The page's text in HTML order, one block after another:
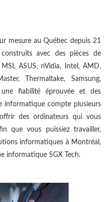
mesure au Québec depuis 21
avec des pièces de
ASUS, nVidia, Intel, AMD,
Thermaltake, Samsung,
fiabilité éprouvée et des
informatique compte plusieurs
des ordinateurs qui vous
que vous puissiez travailler,
informatiques à Montréal,
informatique SGX Tech.